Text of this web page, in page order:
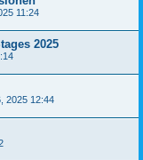
11:24
2025
2025 12:44